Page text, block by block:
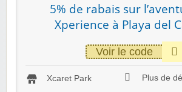
5% de rabais sur
Xperience à Playa del
Voir le code
Xcaret Park Plus de